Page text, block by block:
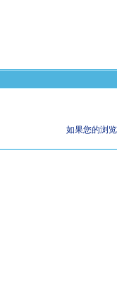
如果您的浏